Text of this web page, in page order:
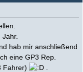
hab mir anschließend
eine GP3 Rep.
Fahrer)